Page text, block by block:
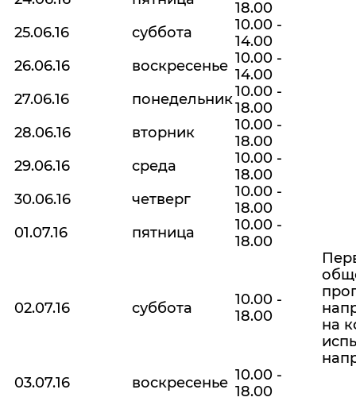
18.00
25.06.16
суббота
10.00 -
14.00
26.06.16
воскресенье 10.00 -
14.00
27.06.16
понедельник10.00 -
18.00
28.06.16
вторник
10.00 -
18.00
29.06.16
среда
10.00 -
18.00
30.06.16
четверг
10.00 -
18.00
01.07.16
пятница
10.00 -
18.00
02.07.16 суббота
10.00 -
18.00
на
03.07.16
воскресенье 10.00 -
18.00